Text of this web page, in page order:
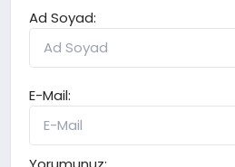
Ad Soyad:
E-Mail: